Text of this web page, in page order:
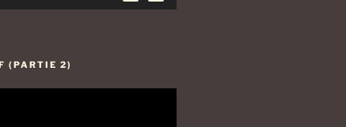
(PARTIE 2)